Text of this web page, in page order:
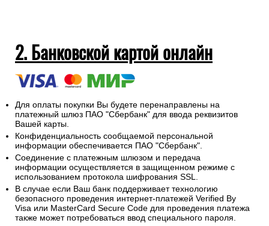
2. Банковской картой онлайн
Для оплаты покупки Вы будете перенаправлены на
платежный шлюз ПАО "Сбербанк" для ввода реквизитов
Вашей карты.
Конфиденциальность сообщаемой персональной
информации обеспечивается ПАО "Сбербанк".
Соединение с платежным шлюзом и передача
информации осуществляется в защищенном режиме с
использованием протокола шифрования SSL.
В случае если Ваш банк поддерживает технологию
безопасного проведения интернет-платежей Verified By
Visa или MasterCard Secure Code для проведения платежа
также может потребоваться ввод специального пароля.